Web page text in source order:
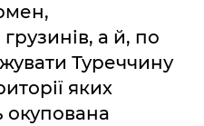
а й, по
Туреччину
яких
окупована